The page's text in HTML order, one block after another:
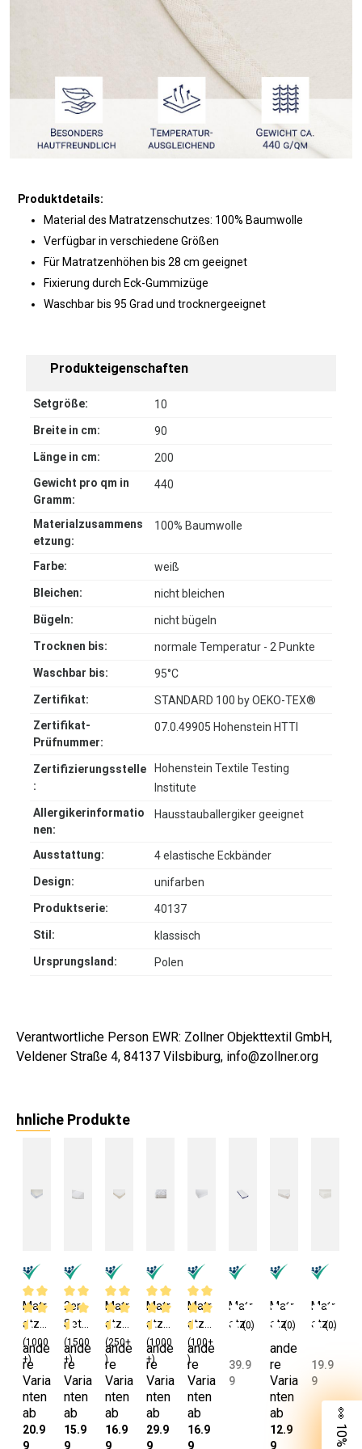
Produktdetails:
Material des Matratzenschutzes: 100% Baumwolle
Verfügbar in verschiedene Größen
Für Matratzenhöhen bis 28 cm geeignet
Fixierung durch Eck-Gummizüge
Waschbar bis 95 Grad und trocknergeeignet
Produkteigenschaften
Setgröße:
10
Breite in cm:
90
Länge in cm:
200
Gewicht pro qm in
Gramm:
440
Materialzusammens
etzung:
100% Baumwolle
Farbe:
weiß
Bleichen:
nicht bleichen
Bügeln:
nicht bügeln
Trocknen bis:
normale Temperatur - 2 Punkte
Waschbar bis:
95°C
Zertifikat:
STANDARD 100 by OEKO-TEX®
Zertifikat-
Prüfnummer:
07.0.49905 Hohenstein HTTI
Zertifizierungsstelle
:
Hohenstein Textile Testing
Institute
Allergikerinformatio
nen:
Hausstauballergiker geeignet
Ausstattung:
4 elastische Eckbänder
Design:
unifarben
Produktserie:
40137
Stil:
klassisch
Ursprungsland:
Polen
Verantwortliche Person EWR: Zollner Objekttextil GmbH,
Veldener Straße 4, 84137 Vilsbiburg, info@zollner.org
hnliche Produkte
(1000
+)
Matr
atze
nsch
oner
Bau
mwol
le
90x2
ande
re
Varia
nten
ab
20.9
9
(1500
+)
2er
Set
Matr
atze
nsch
oner
100%
Bau
ande
re
Varia
nten
ab
15.9
9
(250+
)
Matr
atze
nsch
oner
Bau
mwol
lmix
90x2
ande
re
Varia
nten
ab
16.9
9
(1000
+)
Matr
atze
nsch
oner
Mikro
faser
100x
200
ande
re
Varia
nten
ab
29.9
9
(100+
)
Matr
atze
nsch
oner
Bau
mwol
lmix
90x2
ande
re
Varia
nten
ab
16.9
9
(0)
Matr
atze
oner
Mikro
39.9
9
(0)
Matr
atze
nsch
utz
180x
200
cm
Bau
ande
re
Varia
nten
ab
12.9
9
(0)
Matr
atze
utzh
ülle
19.9
9